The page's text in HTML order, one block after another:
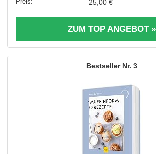
25,00 €
ZUM TOP ANGEBOT »
3